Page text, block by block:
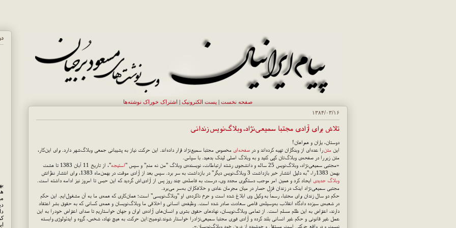
صفحه نخست | پست الکترونيک | اشتراک خوراک نوشته‌ها
۱۳۸۴/۰۳/۱۶
تلاش برای آزادی مجتبا سمیعی‌نژاد، وبلاگ‌نویس زندانی
دوستان، یاران و همراهان!
این متنرا عده‌ای از وبنگاران تهیه کرده‌اند و در صفحه‌ای مخصوص مجتبا سمیع‌نژاد قرار داده‌اند. این حرکت نیاز به پشیبانی جمعی وبلاگ‌شهر دارد. برای این‌کار،
متن زیر را در صفحه‌ی وبلاگ‌تان کپی کنید و به وبلاگ اصلی لینک بدهید. با سپاس.
«مجتبی سمیعی‌نژاد، وبلاگ‌نویس 25 ساله و دانشجوی رشته ارتباطات، نویسنده‌ی وبلاگ "من نه منم" و سپس "
استیجه
"، از تاریخ 11 آبان 1383 تا هشت
بهمن 1383 را، "به دلیل انتشار خبر بازداشت 3 وبلاگ‌نویس دیگر" در بازداشت به سر برد. سپس بعد از آزادی موقت در بهمن‌ماه 1383، برای انتشار نظراتش
وبلاگ جدیدی ایجاد کرد و همین امر موجب دستگیری مجدد وی، درست به فاصله‌ی چند روز پس از آزادی‌اش گردید که این حبس تا امروز نیز ادامه داشته است.
مجتبی سمیعی‌نژاد اینک در زندان قزل حصار در میان مجرمان عادی و خلافکاران به‌سر می‌برد.
حکم دو سال زندان برای مجتبا، رسماً به وکیل وی ابلاغ شده است و جرم ناکرده‌ی او "وبلاگ‌نویسی" است؛ همان‌کاری که همه‌ی ما به آن مشغول‌ایم. این حکم
در شعبه‌ی سیزده دادگاه انقلاب به‌وسیله‌ی قاضی سعادت صادر شده است. وظیفه‌ی انسانی و اخلاقی ما وبلاگ‌نویسان و همه‌ی کسانی که به حقوق بشر اعتقاد
دارند، اعتراض به این ظلم مسلم است. از تمامی وبلاگ‌نویسان، نهادهای حقوق بشری و انسان‌های آزاده‌ی ایران و جهان خواستاریم تا صدای اعتراض خود را به این
عمل غیر قانونی و حکم غیر انسانی بلند کرده و آزادی فوری مجتبا سمیعی‌نژاد را خواستار شوند.توضیح:این حرکت به هیچ نهاد، شخص، گروه و ایدئولوژی وابسته
نیست و در واقع حرکتی است مستقل و جوشیده از درون خود وبلاگ‌نویسان».